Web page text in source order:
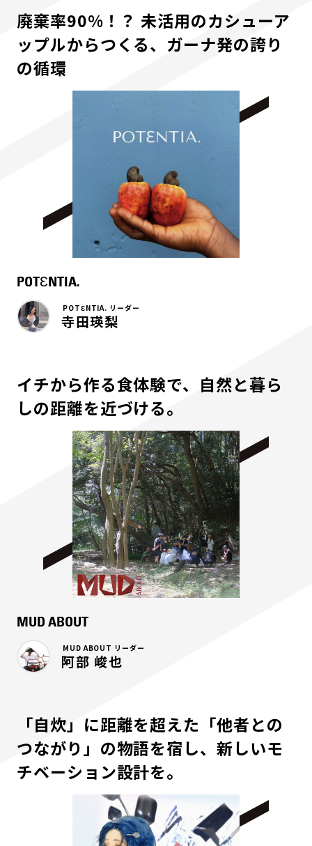
廃棄率90%！？ 未活用のカシューア
ップルからつくる、ガーナ発の誇り
の循環
POTƐNTIA.
POTƐNTIA. リーダー
寺田瑛梨
イチから作る食体験で、自然と暮ら
しの距離を近づける。
MUD ABOUT
MUD ABOUT リーダー
阿部 峻也
「自炊」に距離を超えた「他者との
つながり」の物語を宿し、新しいモ
チベーション設計を。